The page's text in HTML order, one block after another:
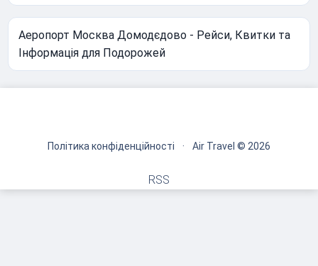
Аеропорт Москва Домодєдово - Рейси, Квитки та
Інформація для Подорожей
Політика конфіденційності · Air Travel © 2026
RSS